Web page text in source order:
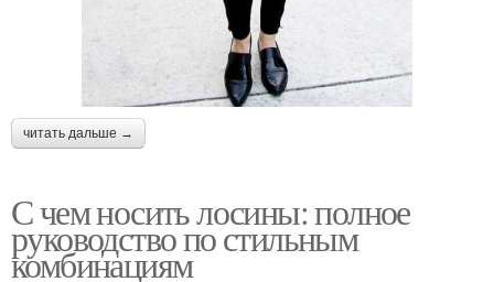
читать дальше →
С чем носить лосины: полное
руководство по стильным
комбинациям